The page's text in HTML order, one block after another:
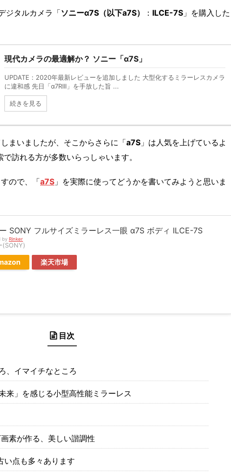
ジタルカメラ「ソニーα7S（以下a7S） ： ILCE-7S 」を購入した
現代カメラの最適解か？ ソニー「α7S」
UPDATE：2020年最新レビューを追加しました 大型化するミラーレスカメラ
に違和感 先日「α7RIII」を手放した旨 ...
続きを見る
まいましたが、そこからさらに「a7S 」は人気を上げているよ
訪れる方が多数いらっしゃいます。
ので、「a7S 」を実際に使ってどうかを書いてみようと思いま
SONY フルサイズミラーレス一眼 α7S ボディ ILCE-7S
by Rinker
(SONY)
楽天市場
目次
、イマイチなところ
来」を感じる小型高性能ミラーレス
素が作る、美しい諧調性
い点も多々あります